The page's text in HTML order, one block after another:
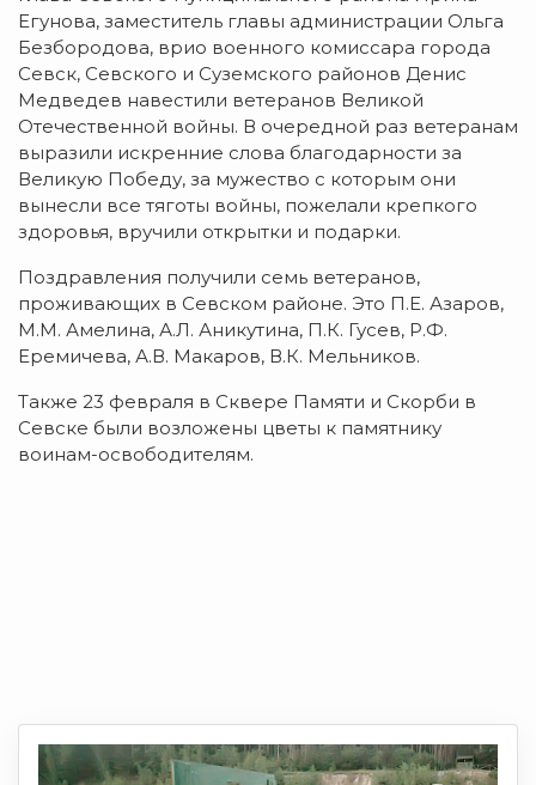
Егунова, заместитель главы администрации Ольга
Безбородова, врио военного комиссара города
Севск, Севского и Суземского районов Денис
Медведев навестили ветеранов Великой
Отечественной войны. В очередной раз ветеранам
выразили искренние слова благодарности за
Великую Победу, за мужество с которым они
вынесли все тяготы войны, пожелали крепкого
здоровья, вручили открытки и подарки.
Поздравления получили семь ветеранов,
проживающих в Севском районе. Это П.Е. Азаров,
М.М. Амелина, А.Л. Аникутина, П.К. Гусев, Р.Ф.
Еремичева, А.В. Макаров, В.К. Мельников.
Также 23 февраля в Сквере Памяти и Скорби в
Севске были возложены цветы к памятнику
воинам-освободителям.